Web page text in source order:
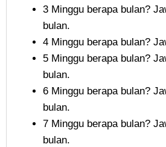
3 Minggu berapa bulan?
bulan.
4 Minggu berapa bulan?
5 Minggu berapa bulan?
bulan.
6 Minggu berapa bulan?
bulan.
7 Minggu berapa bulan?
bulan.